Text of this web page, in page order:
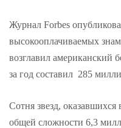
Журнал Forbes
высокооплачиваемых
возглавил американский
за год составил 285
Сотня звезд, оказавшихся
общей сложности 6,3